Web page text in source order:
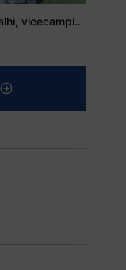
Mohamed Salhi, vicecampion național juniori I: Rugby-ul te învață să accepți și înfrângerile